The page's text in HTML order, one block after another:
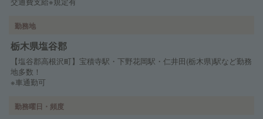
勤務地
栃木県塩谷郡
【塩谷郡高根沢町】宝積寺駅・下野花岡駅・仁井田(栃木県)駅など勤務
地多数！
※車通勤可
勤務曜日・頻度